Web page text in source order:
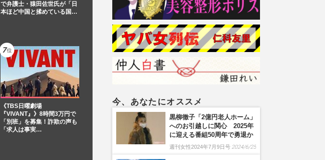
で弁護士・猿田佐世氏が「日
本ほど中国と揉めている国…
《TBS日曜劇場
『VIVANT』》8時間3万円で
「別班」を募集！詐欺の声も
「求人は事実…
今、あなたにオススメ
黒柳徹子「2億円老人ホーム」
へのお引越しに関心 2025年
に迎える番組50周年で勇退か
週刊女性2024年7月9日号 2024/6/25